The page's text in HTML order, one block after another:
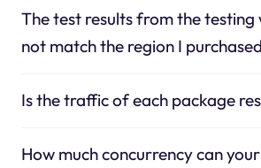
The test results from the testing
not match the region I
Is the traffic of each package
How much concurrency can